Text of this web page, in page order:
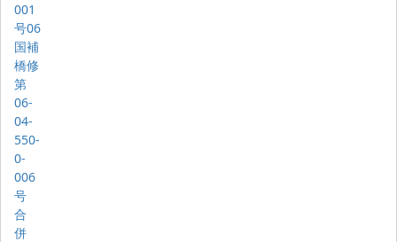
001
号06
国補
橋修
第
06-
04-
550-
0-
006
号
合
併